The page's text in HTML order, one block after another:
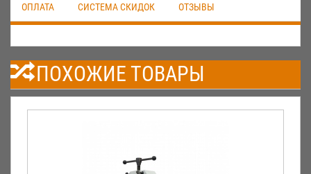
ОПЛАТА СИСТЕМА СКИДОК ОТЗЫВЫ
ПОХОЖИЕ ТОВАРЫ